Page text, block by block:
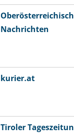
Nachrichten
kurier.at
Tiroler